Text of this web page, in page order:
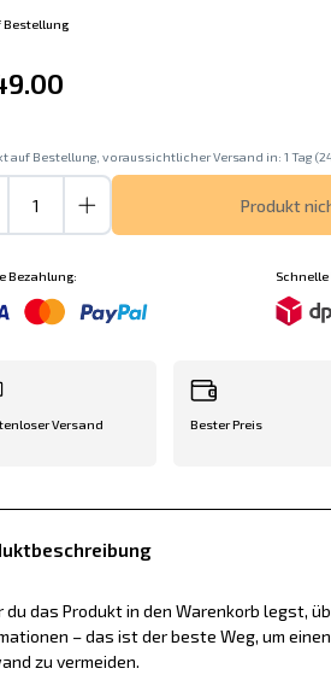
Bestellung
auf Bestellung, voraussichtlicher Versand in: 1 Tag
Produkt
Bezahlung: Schnelle
Versand Bester Preis
du das Produkt in den Warenkorb legst,
– das ist der beste Weg, um
zu vermeiden.